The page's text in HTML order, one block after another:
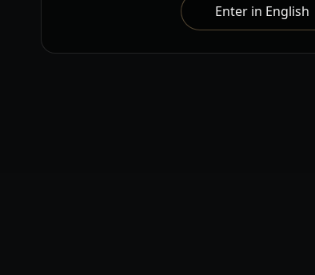
Enter in English